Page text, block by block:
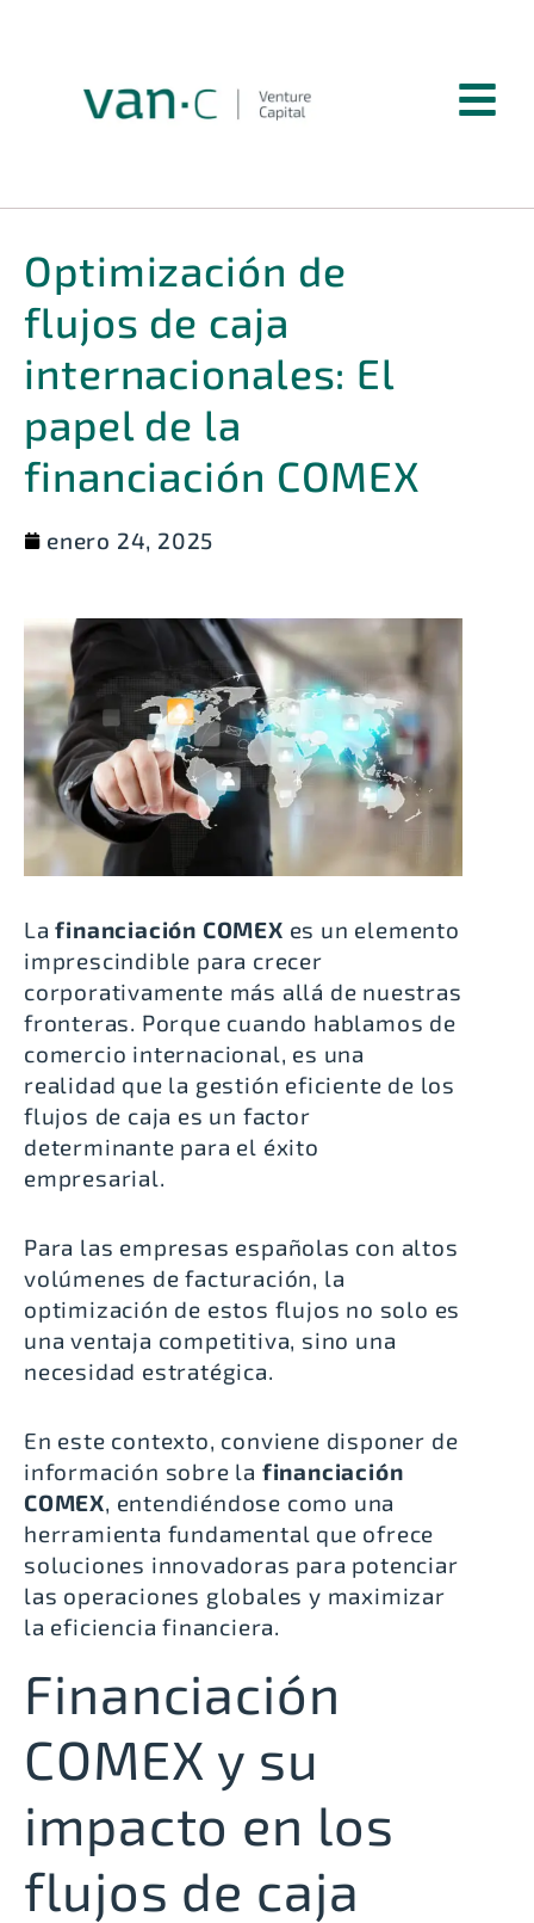
Optimización de
flujos de caja
internacionales: El
papel de la
financiación COMEX
enero 24, 2025
Lafinanciación COMEX es un elemento
imprescindible para crecer
corporativamente más allá de nuestras
fronteras. Porque cuando hablamos de
comercio internacional, es una
realidad que la gestión eficiente de los
flujos de caja es un factor
determinante para el éxito
empresarial.
Para las empresas españolas con altos
volúmenes de facturación, la
optimización de estos flujos no solo es
una ventaja competitiva, sino una
necesidad estratégica.
En este contexto, conviene disponer de
información sobre la financiación
COMEX, entendiéndose como una
herramienta fundamental que ofrece
soluciones innovadoras para potenciar
las operaciones globales y maximizar
la eficiencia financiera.
Financiación
COMEX y su
impacto en los
flujos de caja